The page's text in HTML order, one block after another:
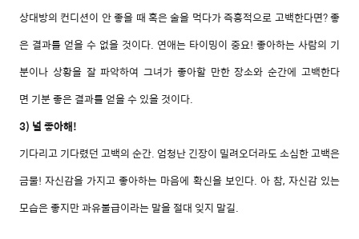
상대방의 컨디션이 안 좋을 때 혹은 술을 먹다가 즉흥적으로 고백한다면? 좋
은 결과를 얻을 수 없을 것이다. 연애는 타이밍이 중요! 좋아하는 사람의 기
분이나 상황을 잘 파악하여 그녀가 좋아할 만한 장소와 순간에 고백한다
면 기분 좋은 결과를 얻을 수 있을 것이다.
3) 널 좋아해!
기다리고 기다렸던 고백의 순간. 엄청난 긴장이 밀려오더라도 소심한 고백은
금물! 자신감을 가지고 좋아하는 마음에 확신을 보인다. 아 참, 자신감 있는
모습은 좋지만 과유불급이라는 말을 절대 잊지 말길.